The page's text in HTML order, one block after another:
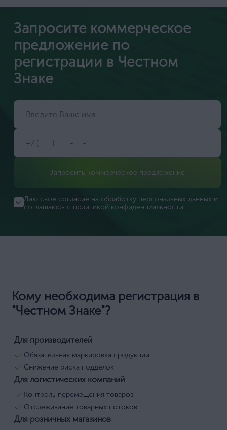
Запросите коммерческое
предложение по
регистрации в Честном
Знаке
Запросить коммерческое предложение
Даю свое согласие на обработку персональных данных и
соглашаюсь с политикой конфиденциальности.
Кому необходима регистрация в
"Честном Знаке"?
Для производителей
Обязательная маркировка продукции
Снижение риска подделок
Для логистических компаний
Контроль перемещения товаров
Отслеживание товарных потоков
Для розничных магазинов